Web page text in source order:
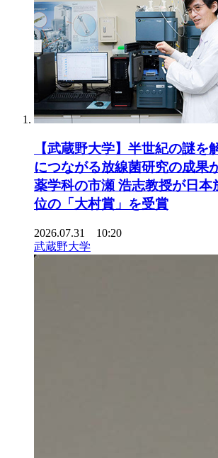
【武蔵野大学】半世紀の謎を
につながる放線菌研究の成
薬学科の市瀬 浩志教授が日本
位の「大村賞」を受賞
2026.07.31 10:20
武蔵野大学